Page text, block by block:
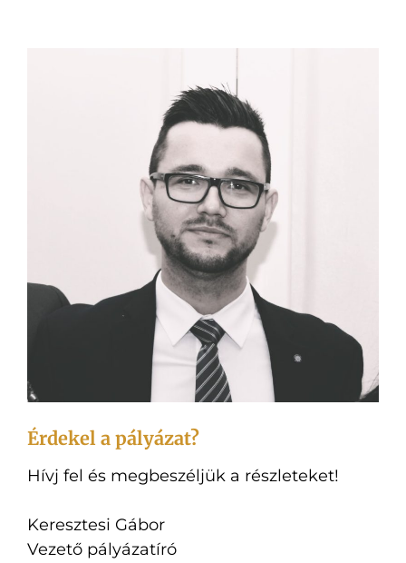
Érdekel a pályázat?
Hívj fel és megbeszéljük a részleteket!
Keresztesi Gábor
Vezető pályázatíró